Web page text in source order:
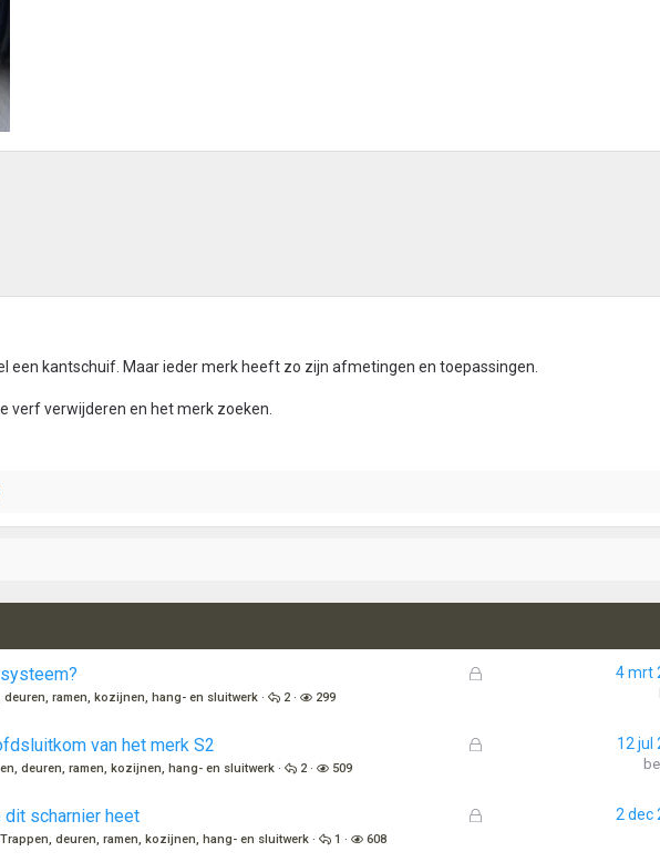
een kantschuif. Maar ieder merk heeft zo zijn afmetingen en toepassingen.
verf verwijderen en het merk zoeken.
G
o
n
deuren, ramen, kozijnen, hang- en sluitwerk 2 299
4 mrt
G
o
van het merk S2
deuren, ramen, kozijnen, hang- en sluitwerk 2 509
12 jul
G
dit scharnier heet
Trappen, deuren, ramen, kozijnen, hang- en sluitwerk 1 608
2 dec